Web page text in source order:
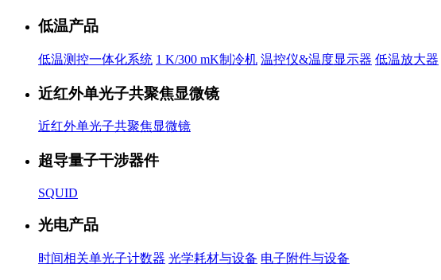
低温产品
低温测控一体化系统 1 K/300 mK制冷机 温控仪&温度显示器 低温放大器
近红外单光子共聚焦显微镜
近红外单光子共聚焦显微镜
超导量子干涉器件
SQUID
光电产品
时间相关单光子计数器 光学耗材与设备 电子附件与设备